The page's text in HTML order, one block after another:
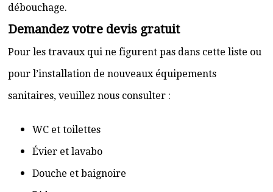
débouchage.
Demandez votre devis gratuit
Pour les travaux qui ne figurent pas dans cette liste ou
pour l’installation de nouveaux équipements
sanitaires, veuillez nous consulter :
WC et toilettes
Évier et lavabo
Douche et baignoire